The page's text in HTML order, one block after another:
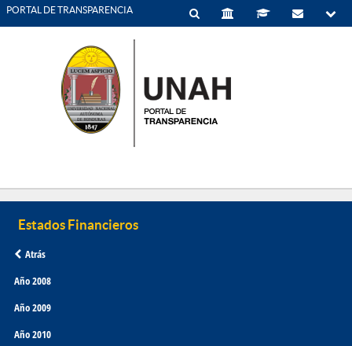
PORTAL DE TRANSPARENCIA
Atrás
Año 2008
Año 2009
Año 2010